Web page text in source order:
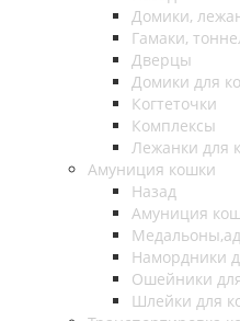
Домики,
Гамаки,
Дверцы
Домики для
Когтеточки
Комплексы
Лежанки для
Амуниция кошки
Назад
Амуниция
Намордники
Ошейники
Шлейки для